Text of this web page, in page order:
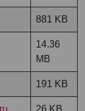
881 KB
14.36
MB
191 KB
26 KB